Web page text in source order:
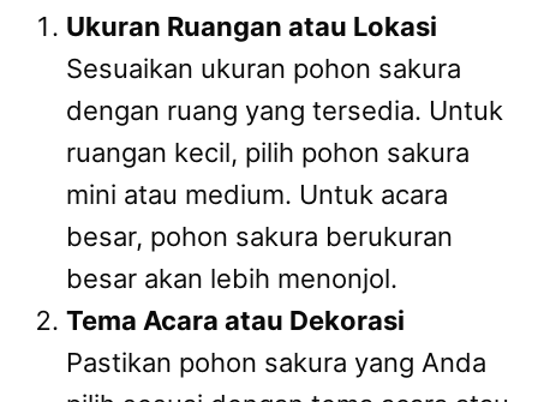
Ukuran Ruangan atau Lokasi
Sesuaikan ukuran pohon sakura
dengan ruang yang tersedia. Untuk
ruangan kecil, pilih pohon sakura
mini atau medium. Untuk acara
besar, pohon sakura berukuran
besar akan lebih menonjol.
Tema Acara atau Dekorasi
Pastikan pohon sakura yang Anda